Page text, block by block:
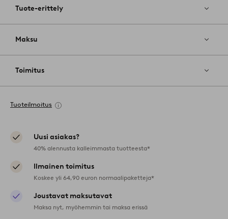
Tuote-erittely
Maksu
Toimitus
Tuoteilmoitus
Uusi asiakas?
40% alennusta kalleimmasta tuotteesta*
Ilmainen toimitus
Koskee yli 64,90 euron normaalipaketteja*
Joustavat maksutavat
Maksa nyt, myöhemmin tai maksa erissä